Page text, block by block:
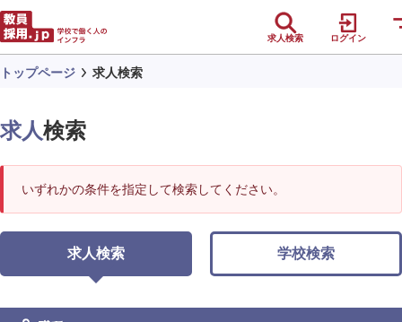
求人検索 ログイン
トップページ 求人検索
求人検索
いずれかの条件を指定して検索してください。
求人検索 学校検索